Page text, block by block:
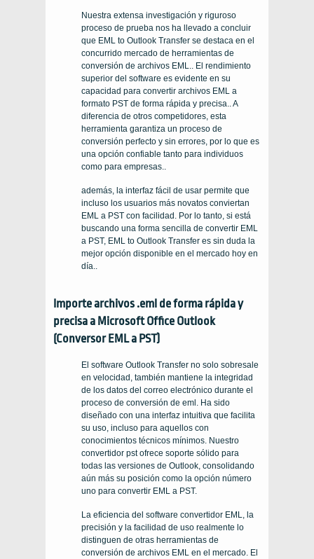
Nuestra extensa investigación y riguroso
proceso de prueba nos ha llevado a concluir
que EML to Outlook Transfer se destaca en el
concurrido mercado de herramientas de
conversión de archivos EML.. El rendimiento
superior del software es evidente en su
capacidad para convertir archivos EML a
formato PST de forma rápida y precisa.. A
diferencia de otros competidores, esta
herramienta garantiza un proceso de
conversión perfecto y sin errores, por lo que es
una opción confiable tanto para individuos
como para empresas..
además, la interfaz fácil de usar permite que
incluso los usuarios más novatos conviertan
EML a PST con facilidad. Por lo tanto, si está
buscando una forma sencilla de convertir EML
a PST, EML to Outlook Transfer es sin duda la
mejor opción disponible en el mercado hoy en
día..
Importe archivos .eml de forma rápida y
precisa a Microsoft Office Outlook
(Conversor EML a PST)
El software Outlook Transfer no solo sobresale
en velocidad, también mantiene la integridad
de los datos del correo electrónico durante el
proceso de conversión de eml. Ha sido
diseñado con una interfaz intuitiva que facilita
su uso, incluso para aquellos con
conocimientos técnicos mínimos. Nuestro
convertidor pst ofrece soporte sólido para
todas las versiones de Outlook, consolidando
aún más su posición como la opción número
uno para convertir EML a PST.
La eficiencia del software convertidor EML, la
precisión y la facilidad de uso realmente lo
distinguen de otras herramientas de
conversión de archivos EML en el mercado. El